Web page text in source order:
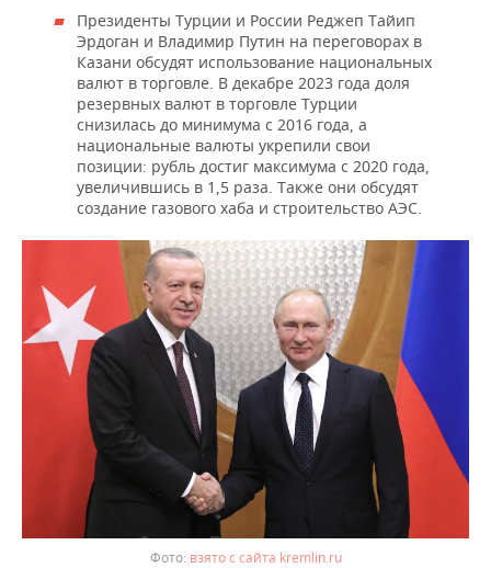
Президенты Турции и России Реджеп Тайип
Эрдоган и Владимир Путин на переговорах в
Казани обсудят использование национальных
валют в торговле. В декабре 2023 года доля
резервных валют в торговле Турции
снизилась до минимума с 2016 года, а
национальные валюты укрепили свои
позиции: рубль достиг максимума с 2020 года,
увеличившись в 1,5 раза. Также они обсудят
создание газового хаба и строительство АЭС.
взято с сайта kremlin.ru